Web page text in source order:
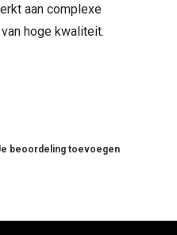
aan complexe
hoge kwaliteit.
beoordeling toevoegen